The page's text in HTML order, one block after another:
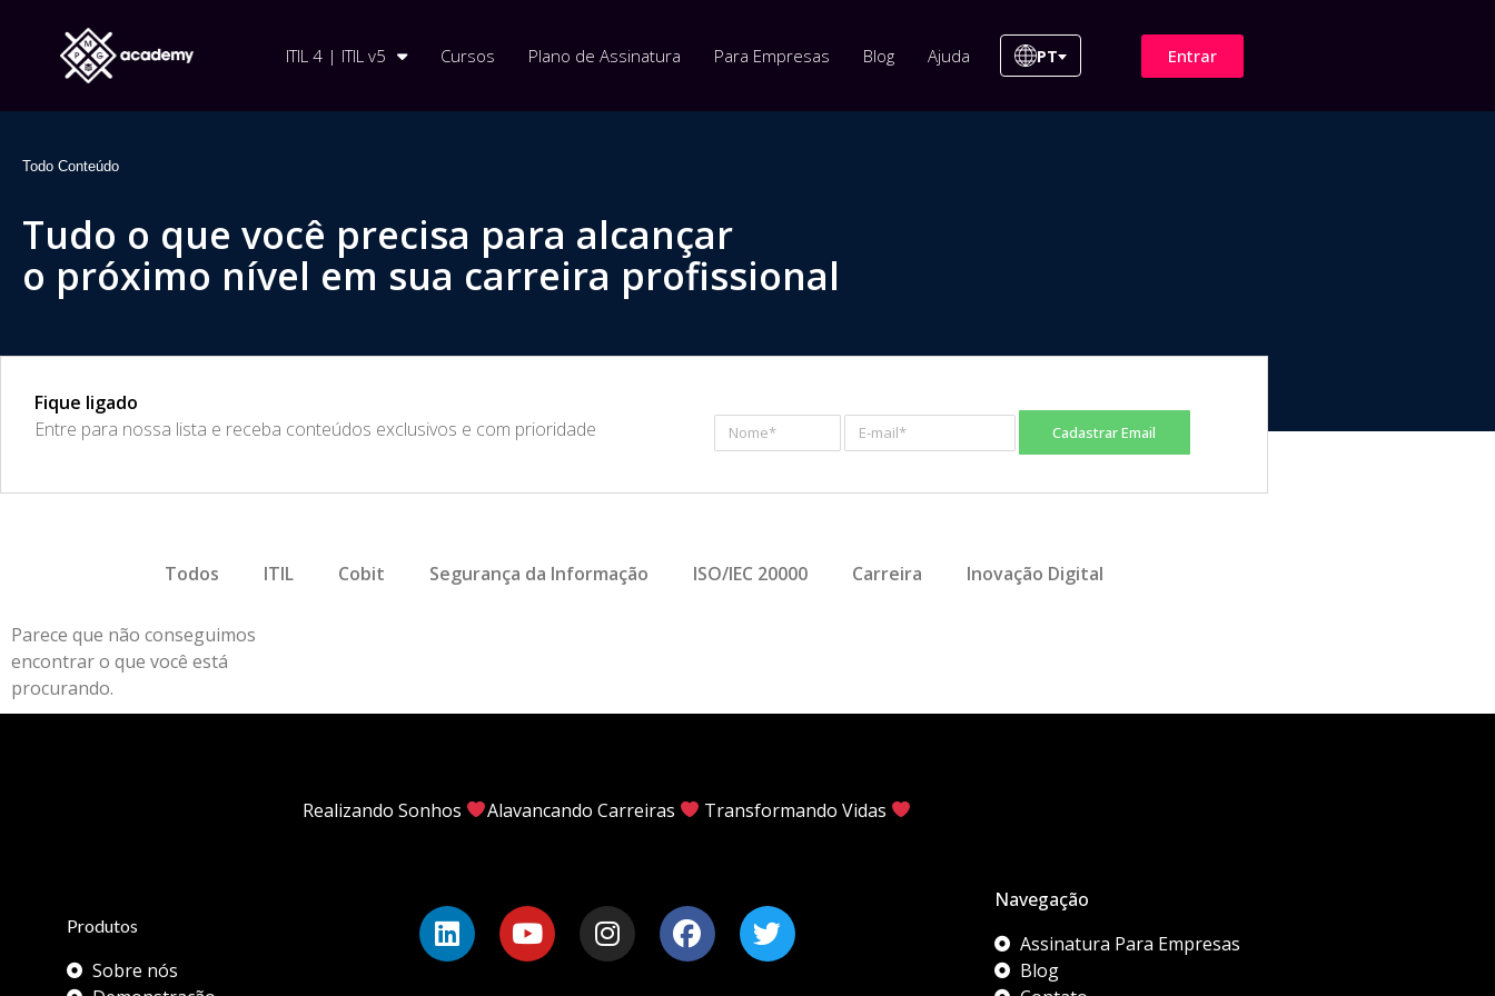
ITIL 4 | ITIL v5 Cursos Plano de Assinatura Para Empresas Blog Ajuda PT Entrar
Todo Conteúdo
Tudo o que você precisa para alcançar
o próximo nível em sua carreira profissional
Fique ligado
​Entre para nossa lista e receba conteúdos exclusivos e com prioridade
Cadastrar Email
Todos ITIL Cobit Segurança da Informação ISO/IEC 20000 Carreira Inovação Digital
Parece que não conseguimos
encontrar o que você está
procurando.
Produtos
Sobre nós
Realizando Sonhos Alavancando Carreiras Transformando Vidas
Navegação
Assinatura Para Empresas
Blog